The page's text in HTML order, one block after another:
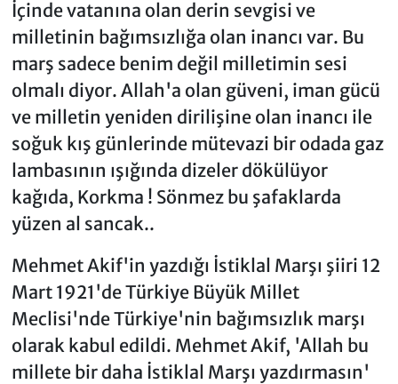
İçinde vatanına olan derin sevgisi ve
milletinin bağımsızlığa olan inancı var. Bu
marş sadece benim değil milletimin sesi
olmalı diyor. Allah'a olan güveni, iman gücü
ve milletin yeniden dirilişine olan inancı ile
soğuk kış günlerinde mütevazi bir odada gaz
lambasının ışığında dizeler dökülüyor
kağıda, Korkma ! Sönmez bu şafaklarda
yüzen al sancak..
Mehmet Akif'in yazdığı İstiklal Marşı şiiri 12
Mart 1921'de Türkiye Büyük Millet
Meclisi'nde Türkiye'nin bağımsızlık marşı
olarak kabul edildi. Mehmet Akif, 'Allah bu
millete bir daha İstiklal Marşı yazdırmasın'